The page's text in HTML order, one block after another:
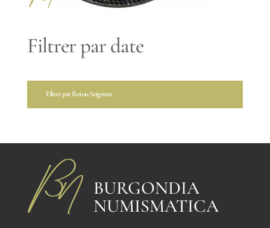
Filtrer par date
Filtrer par Roi ou Seigneur
BURGONDIA
NUMISMATICA